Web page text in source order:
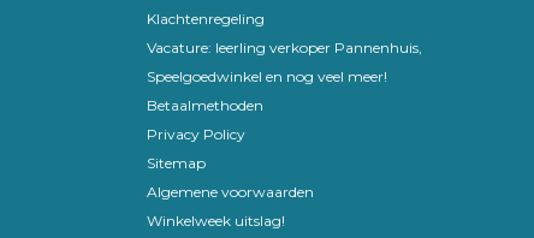
Klachtenregeling
Vacature: leerling verkoper Pannenhuis,
Speelgoedwinkel en nog veel meer!
Betaalmethoden
Privacy Policy
Sitemap
Algemene voorwaarden
Winkelweek uitslag!